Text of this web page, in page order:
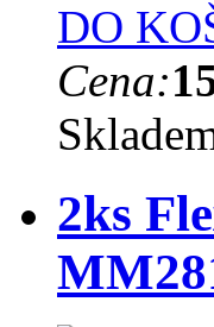
DO
Cena:
2ks